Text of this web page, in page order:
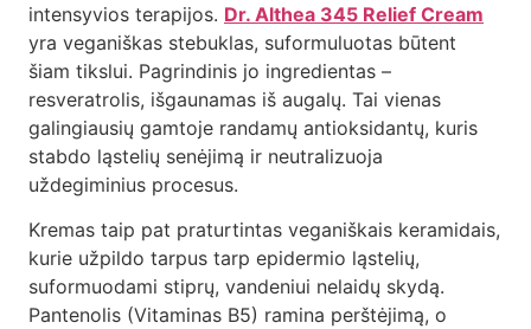
intensyvios terapijos. Dr. Althea 345 Relief Cream
yra veganiškas stebuklas, suformuluotas būtent
šiam tikslui. Pagrindinis jo ingredientas –
resveratrolis, išgaunamas iš augalų. Tai vienas
galingiausių gamtoje randamų antioksidantų, kuris
stabdo ląstelių senėjimą ir neutralizuoja
uždegiminius procesus.
Kremas taip pat praturtintas veganiškais keramidais,
kurie užpildo tarpus tarp epidermio ląstelių,
suformuodami stiprų, vandeniui nelaidų skydą.
Pantenolis (Vitaminas B5) ramina perštėjimą, o